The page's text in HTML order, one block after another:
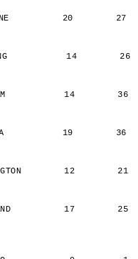
20        27
14        26
14        36
19        36
12        21
17        25